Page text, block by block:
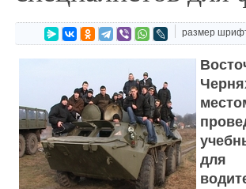
размер
для